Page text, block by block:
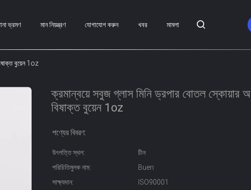
ভ্রমণ মান নিয়ন্ত্রণ যোগাযোগ করুন খবর মামলা
বুয়েন 1oz
ক্রমান্বয়ে সবুজ গ্লাস মিনি ড্রপার বোতল স্কোয়ার অ
বিষাক্ত বুয়েন 1oz
পণ্যের বিবরণ:
উৎপত্তি স্থল:
চীন
পরিচিতিমুলক নাম:
Buen
সাক্ষ্যদান:
ISO90001